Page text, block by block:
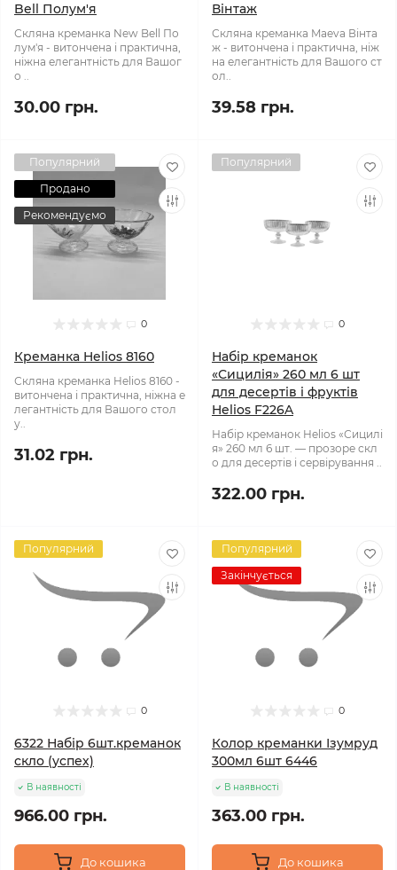
Bell Полум'я
Скляна креманка New Bell По
лум'я - витончена і практична,
ніжна елегантність для Вашог
о ..
30.00 грн.
Вінтаж
Скляна креманка Maeva Вінта
ж - витончена і практична, ніж
на елегантність для Вашого ст
ол..
39.58 грн.
Популярний
Продано
Рекомендуємо
0
Креманка Helios 8160
Скляна креманка Helios 8160 -
витончена і практична, ніжна е
легантність для Вашого стол
у..
31.02 грн.
Популярний
0
Набір креманок
«Сицилія» 260 мл 6 шт
для десертів і фруктів
Helios F226A
Набір креманок Helios «Сицилі
я» 260 мл 6 шт. — прозоре скл
о для десертів і сервірування ..
322.00 грн.
Популярний
0
6322 Набір 6шт.креманок
скло (успех)
В наявності
966.00 грн.
До кошика
Популярний
Закінчується
0
Колор креманки Ізумруд
300мл 6шт 6446
В наявності
363.00 грн.
До кошика